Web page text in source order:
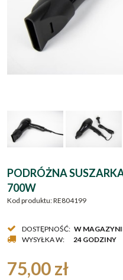
PODRÓŻNA
700W
Kod produktu:RE804199
DOSTĘPNOŚĆ: W
WYSYŁKA W:
24 GODZINY
75,00 zł